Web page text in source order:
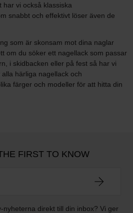
har vi också klassiska
snabbt och effektivt löser även de
som är skonsam mot dina naglar
om du söker ett nagellack som passar
i skidbacken eller på fest så har vi
härliga nagellack och
färger och modeller för att hitta din
FIRST TO KNOW
nyheterna direkt till din inbox? Vi ger